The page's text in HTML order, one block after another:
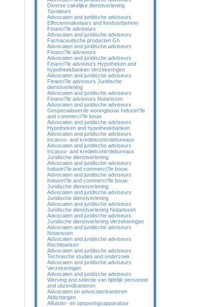
Diverse zakelijke dienstverlening
Taxateurs
Advocaten and juridische adviseurs
Effectenmakelaars and fondsenbeheer
Financi?le adviseurs
Advocaten and juridische adviseurs
Farmaceutische producten Gh
Advocaten and juridische adviseurs
Financi?le adviseurs
Advocaten and juridische adviseurs
Financi?le adviseurs Hypotheken and
hypotheekbanken Verzekeringen
Advocaten and juridische adviseurs
Financi?le adviseurs Juridische
dienstverlening
Advocaten and juridische adviseurs
Financi?le adviseurs Notarissen
Advocaten and juridische adviseurs
Gespecialiseerde woningbouw Industri?le
and commerci?le bouw
Advocaten and juridische adviseurs
Hypotheken and hypotheekbanken
Advocaten and juridische adviseurs
Incasso- and kredietcontrolebureaus
Advocaten and juridische adviseurs
Incasso- and kredietcontrolebureaus
Juridische dienstverlening
Advocaten and juridische adviseurs
Industri?le and commerci?le bouw
Advocaten and juridische adviseurs
Industri?le and commerci?le bouw
Juridische dienstverlening
Advocaten and juridische adviseurs
Juridische dienstverlening
Advocaten and juridische adviseurs
Juridische dienstverlening Notarissen
Advocaten and juridische adviseurs
Juridische dienstverlening Verzekeringen
Advocaten and juridische adviseurs
Notarissen
Advocaten and juridische adviseurs
Rechtbanken
Advocaten and juridische adviseurs
Technische studies and onderzoek
Advocaten and juridische adviseurs
Verzekeringen
Advocaten and juridische adviseurs
Werving and selectie van tijdelijk personeel
and uitzendkantoren
Advocaten en advocatenkantoren
Afdichtingen
Afluister- en opsporingsapparatuur